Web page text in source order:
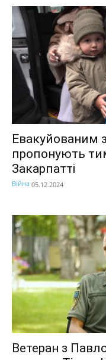
Евакуйованим
пропонують
Закарпатті
Війна 05.12.2024
Ветеран з